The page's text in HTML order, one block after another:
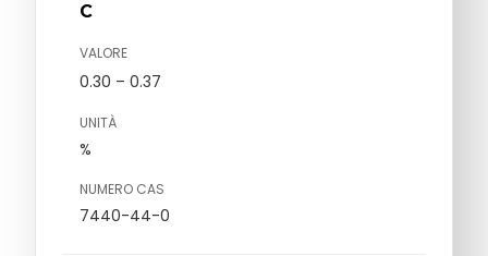
C
VALORE
0.30 – 0.37
UNITÀ
%
NUMERO CAS
7440-44-0